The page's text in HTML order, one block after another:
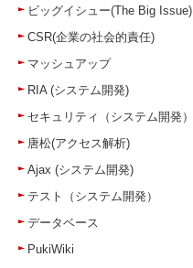
ビッグイシュー(The Big Issue)
CSR(企業の社会的責任)
マッシュアップ
RIA (システム開発)
セキュリティ（システム開発）
唐松(アクセス解析)
Ajax (システム開発)
テスト（システム開発）
データベース
PukiWiki